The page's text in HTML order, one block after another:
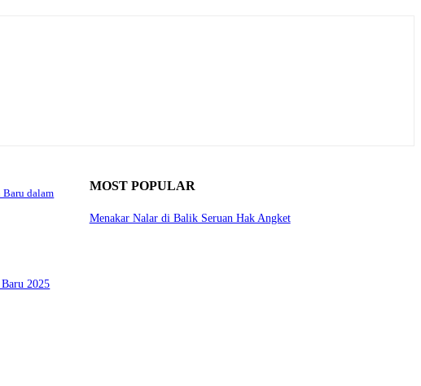
dalam
MOST POPULAR
Menakar Nalar di Balik Seruan Hak Angket
2025